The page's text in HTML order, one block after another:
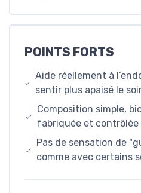
POINTS FORTS
Aide réellement à
sentir plus apaisé le
Composition simple,
fabriquée et contrôlée
Pas de sensation de
comme avec certains